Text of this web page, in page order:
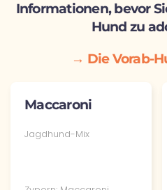
Informationen, bevor
Hund zu
→ Die Vorab-
Maccaroni
Jagdhund-Mix